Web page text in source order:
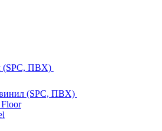
(SPC, ПВХ)
(SPC, ПВХ)